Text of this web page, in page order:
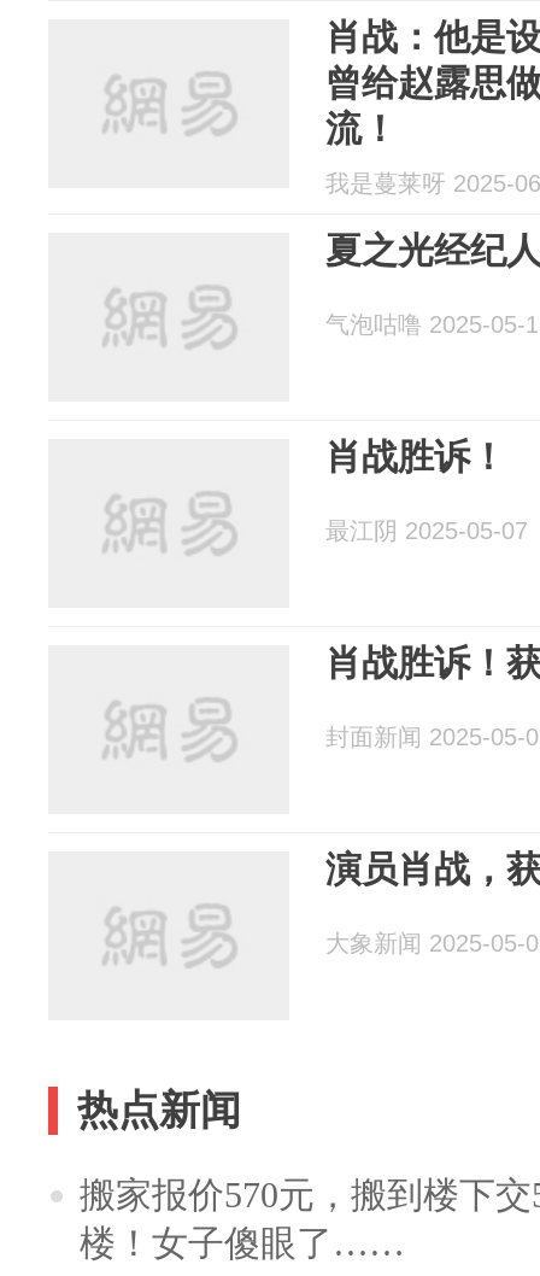
肖战：他是
曾给赵露思
流！
我是蔓莱呀 2025-
夏之光经纪
气泡咕噜 2025-05-
肖战胜诉！
最江阴 2025-05-07
肖战胜诉！
封面新闻 2025-05-
演员肖战，
大象新闻 2025-05-
热点新闻
搬家报价570元，搬到楼下
楼！女子傻眼了……